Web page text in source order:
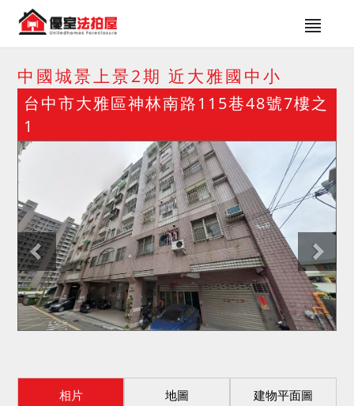
中國城景上景2期 近大雅國中小
台中市大雅區神林南路115巷48號7樓之
1
相片 地圖 建物平面圖